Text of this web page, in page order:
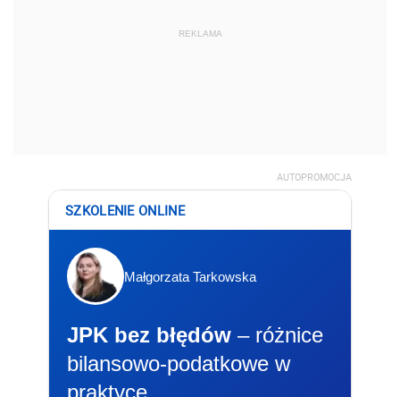
REKLAMA
AUTOPROMOCJA
SZKOLENIE ONLINE
Małgorzata Tarkowska
JPK bez błędów – różnice
bilansowo-podatkowe w
praktyce